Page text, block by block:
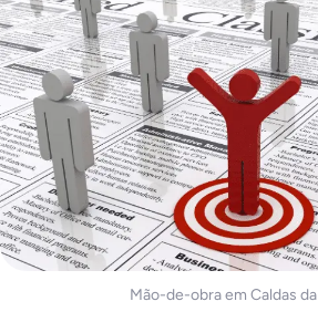
Mão-de-obra em Caldas